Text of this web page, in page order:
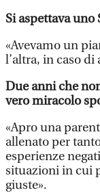
Si aspettava
«Avevamo un
l’altra, in caso di
Due anni che
vero miracolo
«Apro una
allenato per
esperienze
situazioni in cui
giuste».